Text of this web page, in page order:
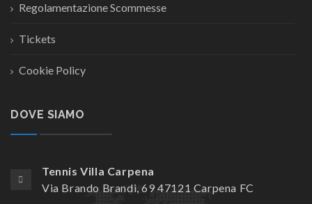
Regolamentazione Scommesse
Tickets
Cookie Policy
DOVE SIAMO
Tennis Villa Carpena
Via Brando Brandi, 69 47121 Carpena FC